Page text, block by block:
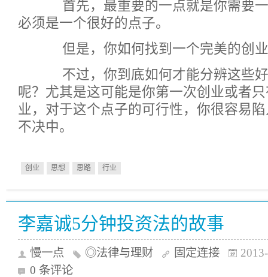
首先，最重要的一点就是你需要一
必须是一个很好的点子。
但是，你如何找到一个完美的创
不过，你到底如何才能分辨这些好
呢？尤其是这可能是你第一次创业或者
业，对于这个点子的可行性，你很容易
不决中。
创业 思想 思路 行业
李嘉诚5分钟投资法的故事
慢一点 ◎法律与理财 固定连接
0 条评论